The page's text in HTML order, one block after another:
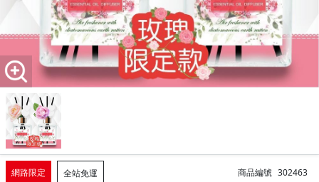
網路限定 全站免運 商品編號 302463